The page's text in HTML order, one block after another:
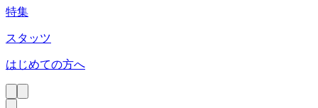
特集
スタッツ
はじめての方へ